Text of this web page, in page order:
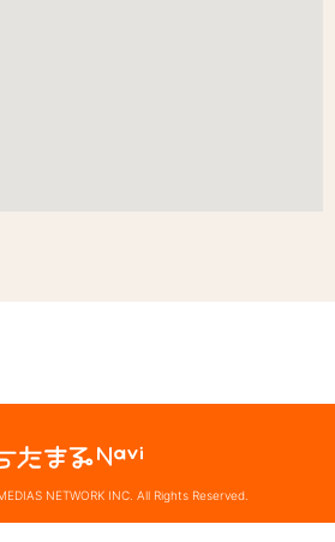
NETWORK INC. All Rights Reserved.